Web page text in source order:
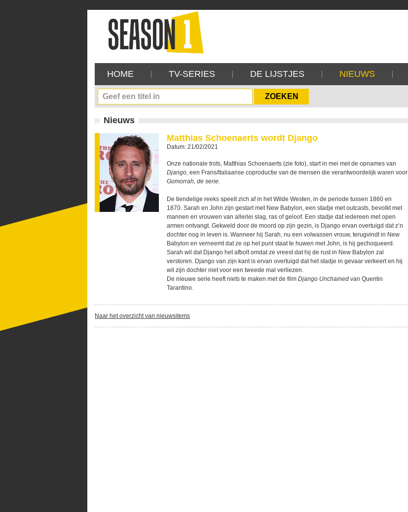
HOME TV-SERIES DE LIJSTJES NIEUWS
Nieuws
Matthias Schoenaerts wordt Django
Datum: 21/02/2021
Onze nationale trots, Matthias Schoenaerts (zie foto), start in mei met de opnames van
Django, een Frans/Italiaanse coproductie van de mensen die verantwoordelijk waren voor
Gomorrah, de serie.
De tiendelige reeks speelt zich af in het Wilde Westen, in de periode tussen 1860 en
1870. Sarah en John zijn gestart met New Babylon, een stadje met outcasts, bevolkt met
mannen en vrouwen van allerlei slag, ras of geloof. Een stadje dat iedereen met open
armen ontvangt. Gekweld door de moord op zijn gezin, is Django ervan overtuigd dat z’n
dochter nog in leven is. Wanneer hij Sarah, nu een volwassen vrouw, terugvindt in New
Babylon en verneemt dat ze op het punt staat te huwen met John, is hij gechoqueerd.
Sarah wil dat Django het afbolt omdat ze vreest dat hij de rust in New Babylon zal
verstoren. Django van zijn kant is ervan overtuigd dat het stadje in gevaar verkeert en hij
wil zijn dochter niet voor een tweede mal verliezen.
De nieuwe serie heeft niets te maken met de film Django Unchained van Quentin
Tarantino.
Naar het overzicht van nieuwsitems